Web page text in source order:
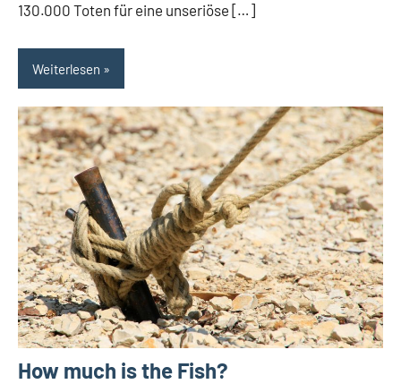
130.000 Toten für eine unseriöse […]
Weiterlesen
How much is the Fish?